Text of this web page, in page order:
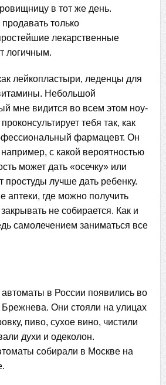
в тот же день.
только
лекарственные
логичным.
лейкопластыри, леденцы для
Небольшой
мне видится во всем этом ноу-
тебя так, как
фармацевт. Он
с какой вероятностью
может дать «осечку» или
простуды лучше дать ребенку.
аптеки, где можно получить
закрывать не собирается. Как и
самолечением заниматься все
в России появились во
Они стояли на улицах
пиво, сухое вино, чистили
духи и одеколон.
собирали в Москве на